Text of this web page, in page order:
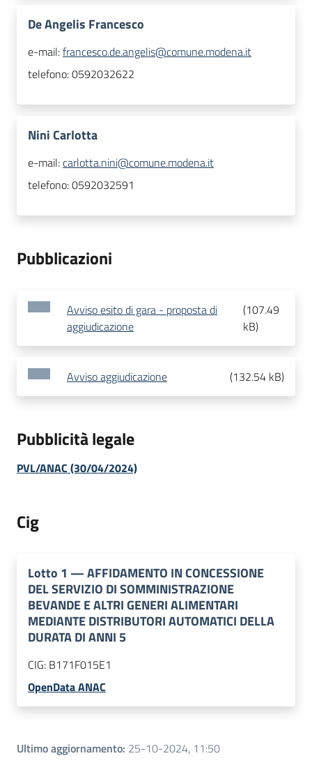
De Angelis Francesco
e-mail:francesco.de.angelis@comune.modena.it
telefono:0592032622
Nini Carlotta
e-mail:carlotta.nini@comune.modena.it
telefono:0592032591
Pubblicazioni
Avviso esito di gara - proposta di
aggiudicazione
(107.49
kB)
Avviso aggiudicazione (132.54 kB)
Pubblicità legale
PVL/ANAC (30/04/2024)
Cig
Lotto 1 —AFFIDAMENTO IN CONCESSIONE
DEL SERVIZIO DI SOMMINISTRAZIONE
BEVANDE E ALTRI GENERI ALIMENTARI
MEDIANTE DISTRIBUTORI AUTOMATICI DELLA
DURATA DI ANNI 5
CIG: B171F015E1
OpenData ANAC
Ultimo aggiornamento: 25-10-2024, 11:50